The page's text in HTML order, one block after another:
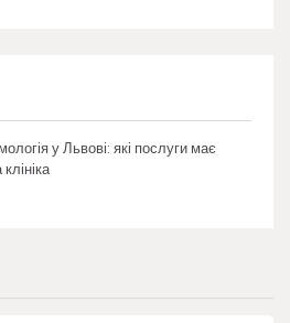
у Львові: які послуги має